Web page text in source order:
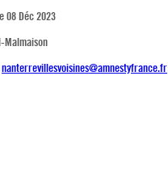
08 Déc 2023
Malmaison
nanterrevillesvoisines@amnestyfrance.fr